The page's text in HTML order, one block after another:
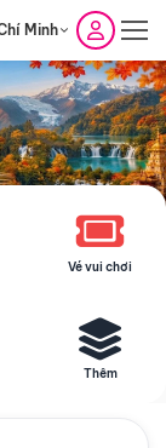
Minh
Vé vui chơi
Thêm